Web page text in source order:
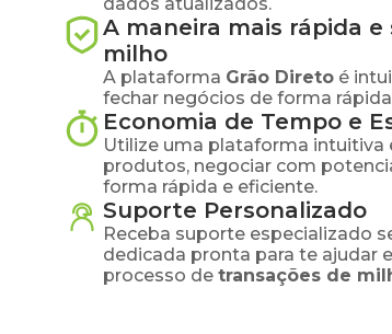
A maneira mais rápida
milho
A plataforma Grão Direto é
fechar negócios de forma
Economia de Tempo e
Utilize uma plataforma intuitiva
produtos, negociar com
forma rápida e eficiente.
Suporte Personalizado
Receba suporte especializado
dedicada pronta para te ajudar
processo de transações de